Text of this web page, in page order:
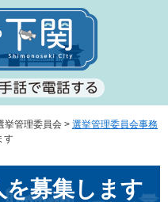
挙管理委員会 > 選挙管理委員会事務
す
を募集します